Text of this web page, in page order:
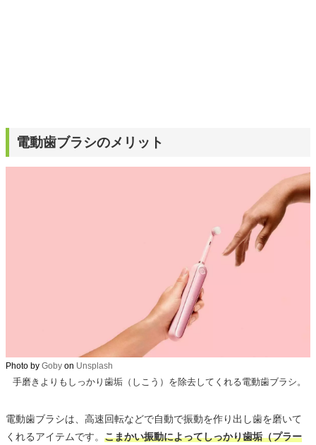
電動歯ブラシのメリット
Photo by Goby on Unsplash
手磨きよりもしっかり歯垢（しこう）を除去してくれる電動歯ブラシ。
電動歯ブラシは、高速回転などで自動で振動を作り出し歯を磨いて
くれるアイテムです。 こまかい振動によってしっかり歯垢（プラー